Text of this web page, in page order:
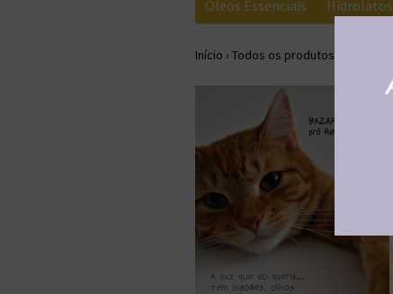
Óleos Essenciais Hidrolatos
Início › Todos os produtos